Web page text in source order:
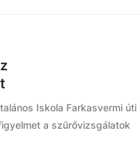
Iskola Farkasvermi úti
a szűrővizsgálatok